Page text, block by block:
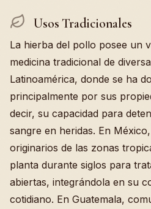
Usos Tradicionales
La hierba del pollo posee un
medicina tradicional de
Latinoamérica, donde se ha
principalmente por sus
decir, su capacidad para
sangre en heridas. En
originarios de las zonas
planta durante siglos para
abiertas, integrándola en su
cotidiano. En Guatemala,